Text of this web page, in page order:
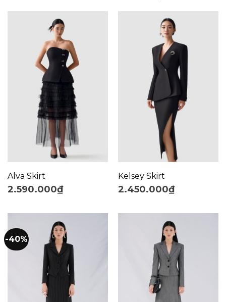
Alva Skirt
2.590.000₫
Kelsey Skirt
2.450.000₫
-40%